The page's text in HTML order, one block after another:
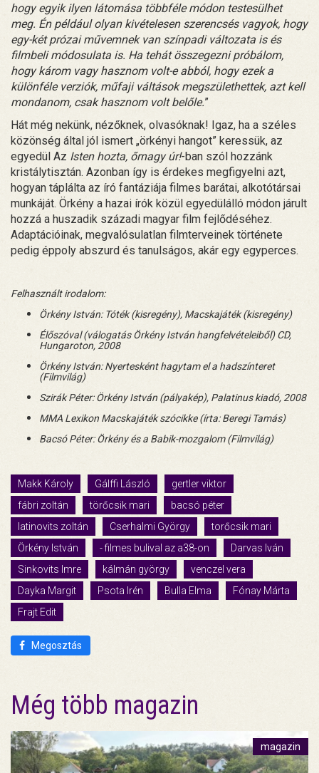
hogy egyik ilyen látomása többféle módon testesülhet
meg. Én például olyan kivételesen szerencsés vagyok, hogy
egy-két prózai művemnek van színpadi változata is és
filmbeli módosulata is. Ha tehát összegezni próbálom,
hogy károm vagy hasznom volt-e abból, hogy ezek a
különféle verziók, műfaji váltások megszülethettek, azt kell
mondanom, csak hasznom volt belőle.”
Hát még nekünk, nézőknek, olvasóknak! Igaz, ha a széles
közönség által jól ismert „örkényi hangot” keressük, az
egyedül Az Isten hozta, őrnagy úr!-ban szól hozzánk
kristálytisztán. Azonban így is érdekes megfigyelni azt,
hogyan táplálta az író fantáziája filmes barátai, alkotótársai
munkáját. Örkény a hazai írók közül egyedülálló módon járult
hozzá a huszadik századi magyar film fejlődéséhez.
Adaptációinak, megvalósulatlan filmterveinek története
pedig éppoly abszurd és tanulságos, akár egy egyperces.
Felhasznált irodalom:
Örkény István: Tóték (kisregény), Macskajáték (kisregény)
Élőszóval (válogatás Örkény István hangfelvételeiből) CD,
Hungaroton, 2008
Örkény István: Nyertesként hagytam el a hadszínteret
(Filmvilág)
Szirák Péter: Örkény István (pályakép), Palatinus kiadó, 2008
MMA Lexikon Macskajáték szócikke (írta: Beregi Tamás)
Bacsó Péter: Örkény és a Babik-mozgalom (Filmvilág)
Makk Károly Gálffi László
gertler viktor
fábri zoltán
törőcsik mari
bacsó péter
latinovits zoltán
Cserhalmi György
torőcsik mari
Örkény István
- filmes bulival az a38-on
Darvas Iván
Sinkovits Imre
kálmán györgy
venczel vera
Dayka Margit
Psota Irén Bulla Elma
Fónay Márta
Frajt Edit
Megosztás
Még több magazin
magazin